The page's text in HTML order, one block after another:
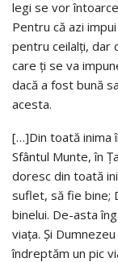
legi se vor
Pentru că azi
pentru ceilalţi, dar
care ţi se va
dacă a fost bună
acesta.
[…]Din toată inima
Sfântul Munte, în
doresc din toată
suflet, să fie bine;
binelui. De-asta
viaţa. Şi
îndreptăm un pic